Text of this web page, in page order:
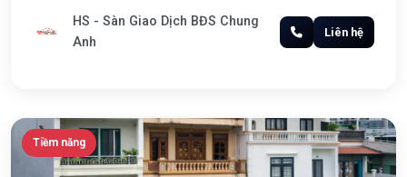
HS - Sàn Giao Dịch BĐS Chung
Anh
Liên hệ
Tiềm năng